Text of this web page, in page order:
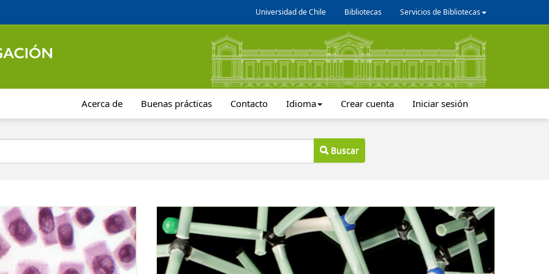
Universidad de Chile Bibliotecas Servicios de Bibliotecas
Acerca de Buenas prácticas Contacto Idioma Crear cuenta Iniciar sesión
Buscar